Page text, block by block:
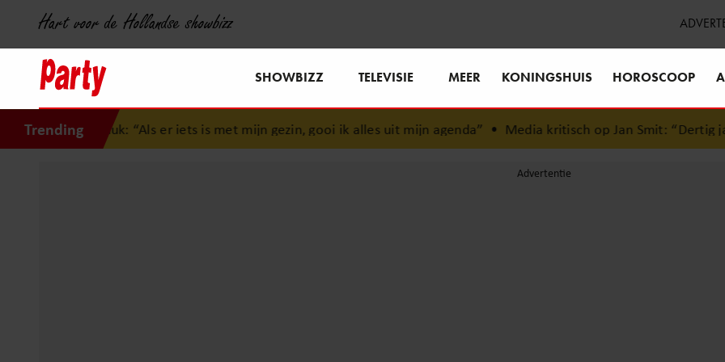
Hart voor de Hollandse showbizz
SHOWBIZZ TELEVISIE MEER KONINGSHUIS HOROSCOOP
Trending
“Als er iets is met mijn gezin, gooi ik alles uit mijn agenda”•Media kritisch op Jan Smit: “Dertig jaar carrière en